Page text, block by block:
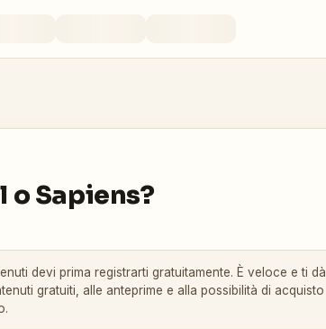
o Sapiens?
devi prima registrarti gratuitamente. È veloce e ti dà
gratuiti, alle anteprime e alla possibilità di acquisto